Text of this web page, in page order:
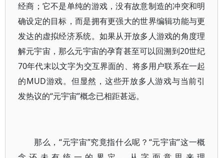
经商；它不是单纯的游戏，没有故意制造的冲突和明
确设定的目标，而是拥有更强大的世界编辑功能与更
发达的虚拟经济系统。如果从开放多人游戏的角度理
解元宇宙，那么元宇宙的孕育甚至可以回溯到20世纪
70年代末以文字为交互界面的、将多用户联系在一起
的MUD游戏。但显然，这些开放多人游戏与当前引
发热议的“元宇宙”概念已相距甚远。
那么，“元宇宙”究竟指什么呢？“元宇宙”这一概